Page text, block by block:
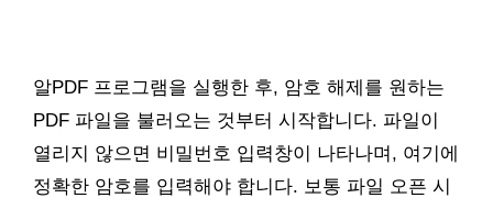
알PDF 프로그램을 실행한 후, 암호 해제를 원하는
PDF 파일을 불러오는 것부터 시작합니다. 파일이
열리지 않으면 비밀번호 입력창이 나타나며, 여기에
정확한 암호를 입력해야 합니다. 보통 파일 오픈 시